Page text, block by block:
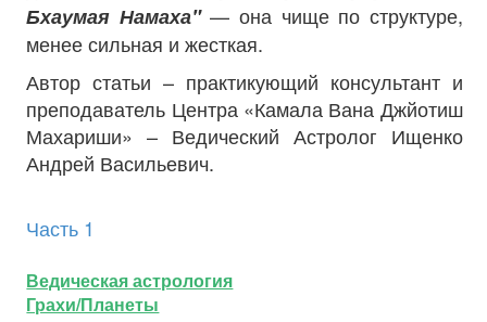
Бхаумая Намаха"— она чище по структуре,
менее сильная и жесткая.
Автор статьи – практикующий консультант и
преподаватель Центра «Камала Вана Джйотиш
Махариши» – Ведический Астролог Ищенко
Андрей Васильевич.
Часть 1
Ведическая астрология
Грахи/Планеты